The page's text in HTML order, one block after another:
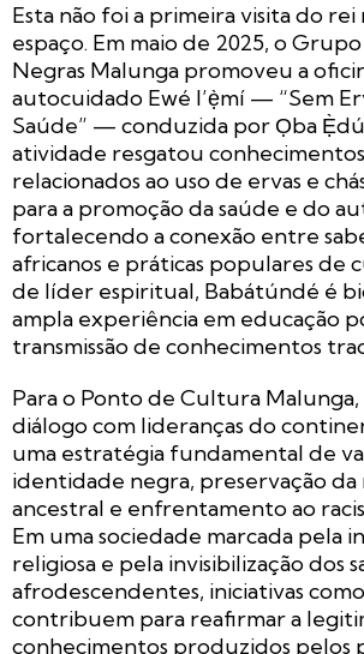
Esta não foi a primeira visita do rei
espaço. Em maio de 2025, o
Negras Malunga promoveu a
autocuidado Ewé l’ẹ̀mí — “Sem
Saúde” — conduzida por Ọba
atividade resgatou
relacionados ao uso de ervas e
para a promoção da saúde e do
fortalecendo a conexão entre
africanos e práticas populares de
de líder espiritual, Babátúndé é
ampla experiência em educação
transmissão de conhecimentos
Para o Ponto de Cultura
diálogo com lideranças do
uma estratégia fundamental de
identidade negra, preservação da
ancestral e enfrentamento ao
Em uma sociedade marcada pela
religiosa e pela invisibilização dos
afrodescendentes, iniciativas
contribuem para reafirmar a
conhecimentos produzidos pelos